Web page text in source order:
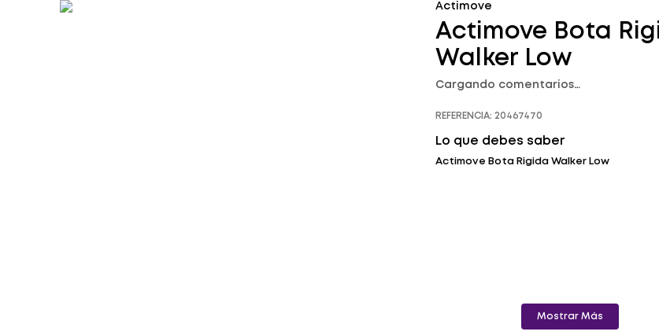
Actimove
Actimove Bota
Walker Low
Cargando comentarios…
REFERENCIA: 20467470
Lo que debes saber
Actimove Bota Rigida Walker Low
Mostrar Más